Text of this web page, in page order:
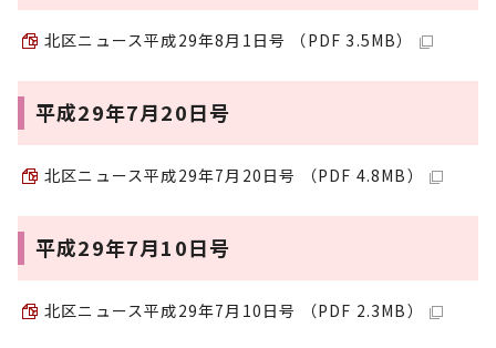
北区ニュース平成29年8月1日号 （PDF 3.5MB）
平成29年7月20日号
北区ニュース平成29年7月20日号 （PDF 4.8MB）
平成29年7月10日号
北区ニュース平成29年7月10日号 （PDF 2.3MB）